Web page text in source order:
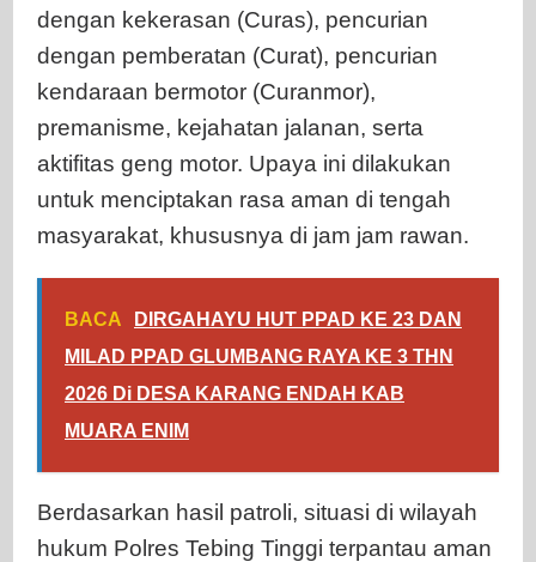
dengan kekerasan (Curas), pencurian
dengan pemberatan (Curat), pencurian
kendaraan bermotor (Curanmor),
premanisme, kejahatan jalanan, serta
aktifitas geng motor. Upaya ini dilakukan
untuk menciptakan rasa aman di tengah
masyarakat, khususnya di jam jam rawan.
BACA
DIRGAHAYU HUT PPAD KE 23 DAN
MILAD PPAD GLUMBANG RAYA KE 3 THN
2026 Di DESA KARANG ENDAH KAB
MUARA ENIM
Berdasarkan hasil patroli, situasi di wilayah
hukum Polres Tebing Tinggi terpantau aman